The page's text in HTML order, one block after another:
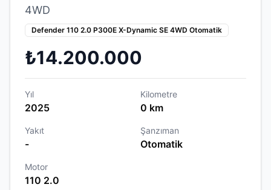
4WD
Defender 110 2.0 P300E X-Dynamic SE 4WD Otomatik
₺14.200.000
Yıl
2025
Kilometre
0 km
Yakıt
-
Şanzıman
Otomatik
Motor
110 2.0